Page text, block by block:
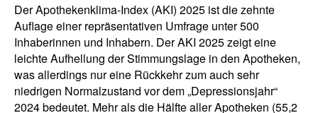
Der Apothekenklima-Index (AKI) 2025 ist die zehnte
Auflage einer repräsentativen Umfrage unter 500
Inhaberinnen und Inhabern. Der AKI 2025 zeigt eine
leichte Aufhellung der Stimmungslage in den Apotheken,
was allerdings nur eine Rückkehr zum auch sehr
niedrigen Normalzustand vor dem „Depressionsjahr“
2024 bedeutet. Mehr als die Hälfte aller Apotheken (55,2